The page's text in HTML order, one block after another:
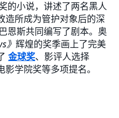
的小说，讲述了两名黑人
造所成为管护对象后的深
恩斯共同编写了剧本。奥
》 辉煌的奖季画上了完美
金球奖、影评人选择
学院奖等多项提名。